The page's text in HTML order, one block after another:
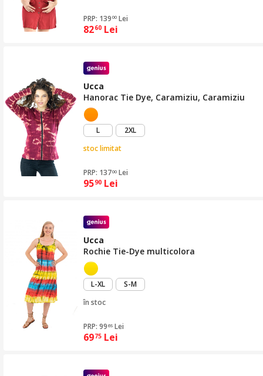
PRP: 139 00 Lei
8260 Lei
Ucca
Hanorac Tie Dye, Caramiziu, Caramiziu
L
2XL
stoc limitat
PRP: 13700 Lei
9590 Lei
Ucca
Rochie Tie-Dye multicolora
L-XL
S-M
în stoc
PRP: 99 65 Lei
6975 Lei